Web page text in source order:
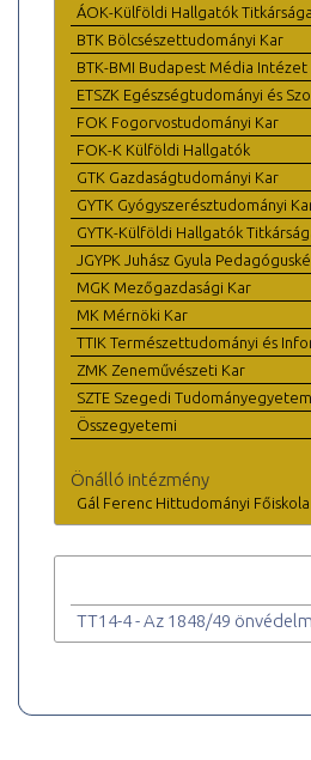
ÁOK-Külföldi Hallgatók Titkársága
BTK Bölcsészettudományi Kar
BTK-BMI Budapest Média Intézet
ETSZK Egészségtudományi és
FOK Fogorvostudományi Kar
FOK-K Külföldi Hallgatók
GTK Gazdaságtudományi Kar
GYTK Gyógyszerésztudományi
GYTK-Külföldi Hallgatók
JGYPK Juhász Gyula
MGK Mezőgazdasági Kar
MK Mérnöki Kar
TTIK Természettudományi és
ZMK Zeneművészeti Kar
SZTE Szegedi Tudományegyetem
Összegyetemi
Önálló intézmény
Gál Ferenc Hittudományi Főiskola
TT14-4 - Az 1848/49